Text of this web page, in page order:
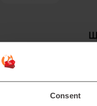
Consent